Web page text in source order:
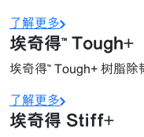
了解更多
埃奇得™ Tough+
埃奇得™ Tough+ 树脂除
了解更多
埃奇得 Stiff+